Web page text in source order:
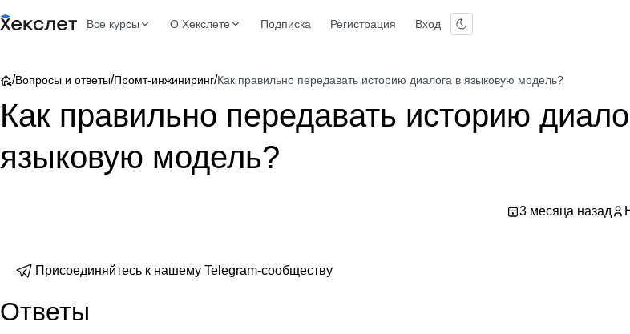
Все курсы О Хекслете Подписка Регистрация Вход
/Вопросы и ответы/Промт-инжиниринг/Как правильно передавать историю диалога в языковую модель?
Как правильно передавать историю
языковую модель?
3 месяца назад
Присоединяйтесь к нашему Telegram-сообществу
Ответы